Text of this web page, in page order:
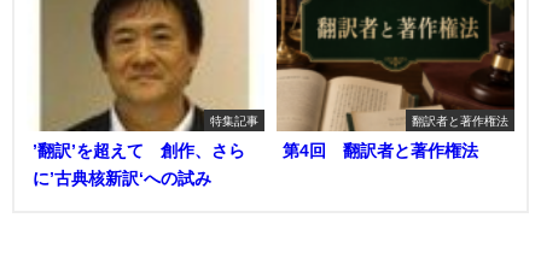
特集記事
’翻訳’を超えて 創作、さら
に’古典核新訳‘への試み
翻訳者と著作権法
第4回 翻訳者と著作権法